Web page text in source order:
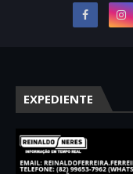
EXPEDIENTE